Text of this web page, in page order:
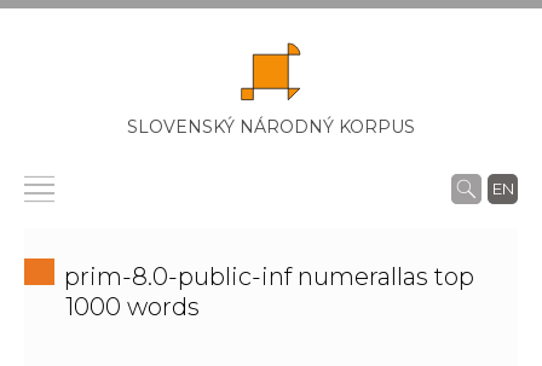
SLOVENSKÝ NÁRODNÝ KORPUS
EN
prim-8.0-public-inf numerallas top
1000 words